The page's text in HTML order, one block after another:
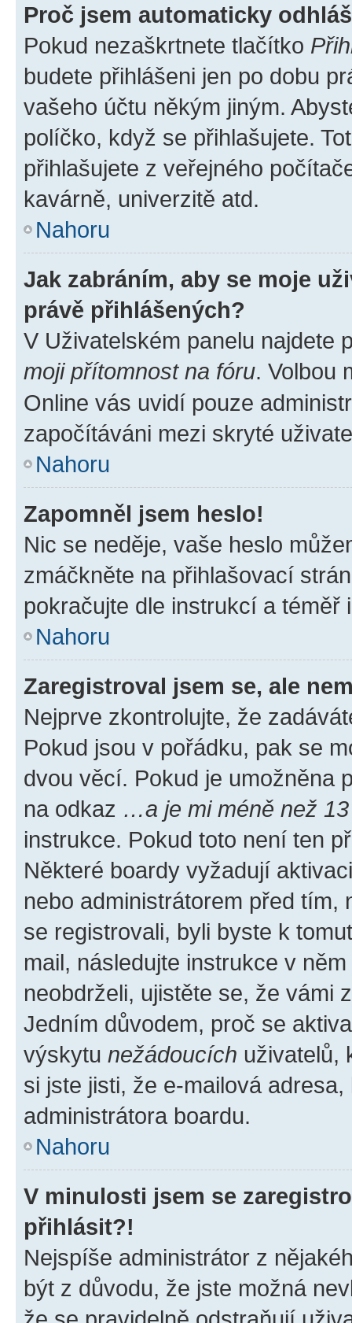
Proč jsem automaticky
Pokud nezaškrtnete tlačítko
budete přihlášeni jen po dobu
vašeho účtu někým jiným.
políčko, když se přihlašujete.
přihlašujete z veřejného
kavárně, univerzitě atd.
Nahoru
Jak zabráním, aby se moje
právě přihlášených?
V Uživatelském panelu najdete
moji přítomnost na fóru. Volbou
Online vás uvidí pouze
započítáváni mezi skryté
Nahoru
Zapomněl jsem heslo!
Nic se neděje, vaše heslo
zmáčkněte na přihlašovací
pokračujte dle instrukcí a téměř
Nahoru
Zaregistroval jsem se, ale
Nejprve zkontrolujte, že
Pokud jsou v pořádku, pak se
dvou věcí. Pokud je umožněna
na odkaz …a je mi méně než
instrukce. Pokud toto není ten
Některé boardy vyžadují
nebo administrátorem před tím,
se registrovali, byli byste k
mail, následujte instrukce v
neobdrželi, ujistěte se, že vámi
Jedním důvodem, proč se
výskytu nežádoucích uživatelů,
si jste jisti, že e-mailová
administrátora boardu.
Nahoru
V minulosti jsem se
přihlásit?!
Nejspíše administrátor z
být z důvodu, že jste možná